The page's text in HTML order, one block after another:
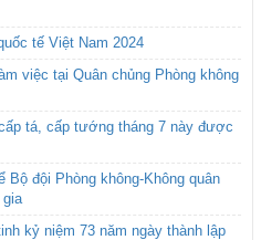
tế Việt Nam 2024
việc tại Quân chủng Phòng không
tá, cấp tướng tháng 7 này được
Bộ đội Phòng không-Không quân
kỷ niệm 73 năm ngày thành lập